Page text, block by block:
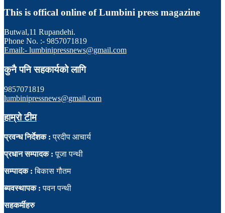
This is offical online of Lumbini press magazine
Butwal,11 Rupandehi.
Phone No. :- 9857071819
Email:- lumbinipressnews@gmail.com
कुनै पनि सहकार्यको लागि
9857071819
lumbinipressnews@gmail.com
हाम्रो टीम
प्रवन्ध निर्देशक : प्रदीप आचार्य
प्रधान सम्पादक : पूजा पन्थी
सम्पादक :बिकास गौतम
ब्यवस्थापक : पवन पन्थी
सहकर्मीहरु